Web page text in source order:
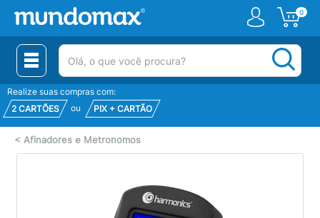
0
(pesquisar)
Realize suas compras com:
2 CARTÕES
ou PIX + CARTÃO
< Afinadores e Metronomos